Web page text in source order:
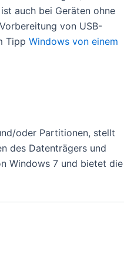
auch bei Geräten ohne
von USB-
Tipp Windows von einem
oder Partitionen, stellt
des Datenträgers und
Windows 7 und bietet die